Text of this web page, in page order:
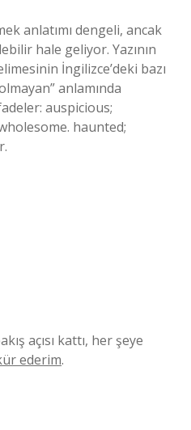
anlatımı dengeli, ancak
hale geliyor. Yazının
İngilizce’deki bazı
anlamında
auspicious;
haunted;
açısı kattı, her şeye
ederim.